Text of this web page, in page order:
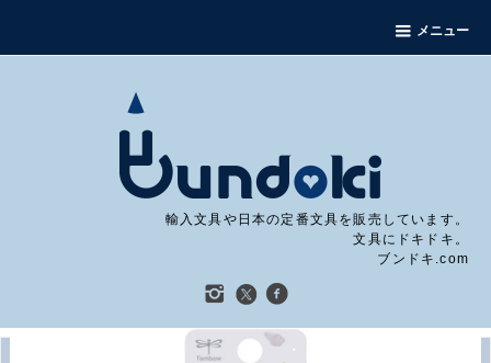
メニュー
輸入文具や日本の定番文具を販売しています。
文具にドキドキ。
ブンドキ.com